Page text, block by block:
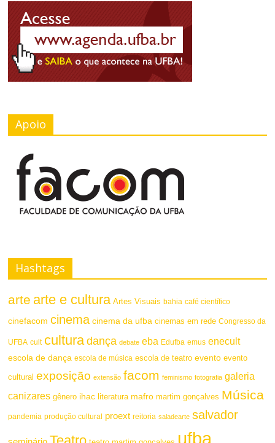
o
o
n
n
o
d
t
Apoio
Hashtags
arte arte e cultura Artes Visuais bahia café científico
cinefacom cinema cinema da ufba cinemas em rede Congresso da
UFBA cult cultura dança debate eba Edufba emus enecult
escola de dança escola de música escola de teatro evento evento
cultural exposição extensão facom feminismo fotografia galeria
canizares gênero ihac literatura mafro martim gonçalves Música
pandemia produção cultural proext reitoria saladearte salvador
ufba